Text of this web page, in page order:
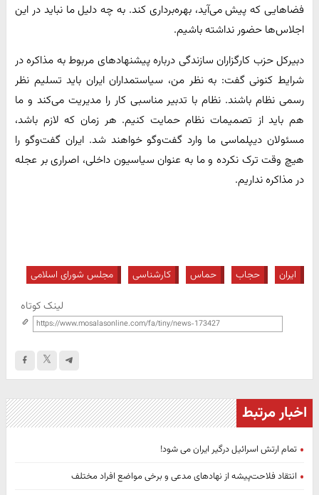
فضاهایی که پیش می‌آید، بهره‌برداری کند. به چه دلیل ما نباید در این
اجلاس‌ها حضور نداشته باشیم.
دبیرکل حزب کارگزاران سازندگی درباره پیشنهادهای مربوط به مذاکره در
شرایط کنونی گفت: به نظر من، سیاستمداران ایران باید تسلیم نظر
رسمی نظام باشند. نظام با تدبیر مناسبی کار را مدیریت می‌کند و ما
هم باید از تصمیمات نظام حمایت کنیم. هر زمان که لازم باشد،
مسئولان دیپلماسی ما وارد گفت‌وگو خواهند شد. ایران گفت‌وگو را
هیچ وقت ترک نکرده و ما به عنوان سیاسیون داخلی، اصراری بر عجله
در مذاکره نداریم.
ایران حجاب حماس کارشناسی مجلس شورای اسلامی
لینک کوتاه
اخبار مرتبط
تمام ارتش اسرائیل درگیر ایران می شود!
انتقاد فلاحت‌پیشه از نهادهای مدعی و برخی مواضع افراد مختلف